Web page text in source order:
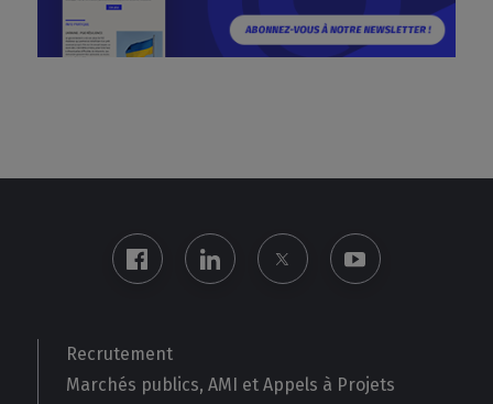
Recrutement
Marchés publics, AMI et Appels à Projets